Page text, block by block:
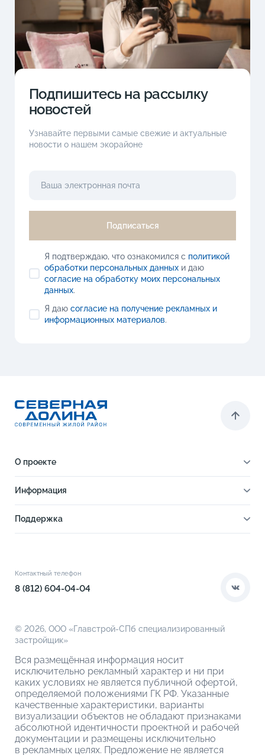
Подпишитесь на рассылку
новостей
Узнавайте первыми самые свежие и актуальные
новости о нашем экорайоне
Подписаться
Я подтверждаю, что ознакомился с политикой
обработки персональных данныхи даю
согласие на обработку моих персональных
данных.
Я даю согласие на получение рекламных и
информационных материалов.
О проекте
Инфраструктура
Благоустройство
Информация
Поддержка
О компании
Контактный телефон
8 (812) 604-04-04
© 2026, ООО «Главстрой-СПб специализированный
застройщик»
Вся размещённая информация носит
исключительно рекламный характер и ни при
каких условиях не является публичной офертой,
определяемой положениями ГК РФ. Указанные
качественные характеристики, варианты
визуализации объектов не обладают признаками
абсолютной идентичности проектной и рабочей
документации и размещены исключительно
в рекламных целях. Предложение не является